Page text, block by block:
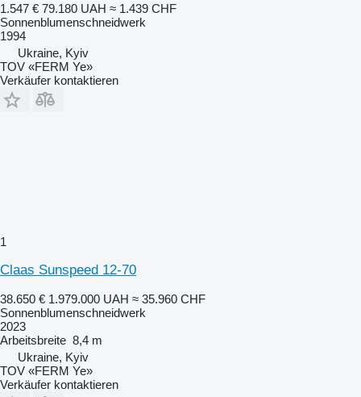
1.547 € 79.180 UAH ≈ 1.439 CHF
Sonnenblumenschneidwerk
1994
Ukraine, Kyiv
TOV «FERM Ye»
Verkäufer kontaktieren
1
Claas Sunspeed 12-70
38.650 € 1.979.000 UAH ≈ 35.960 CHF
Sonnenblumenschneidwerk
2023
Arbeitsbreite 8,4 m
Ukraine, Kyiv
TOV «FERM Ye»
Verkäufer kontaktieren